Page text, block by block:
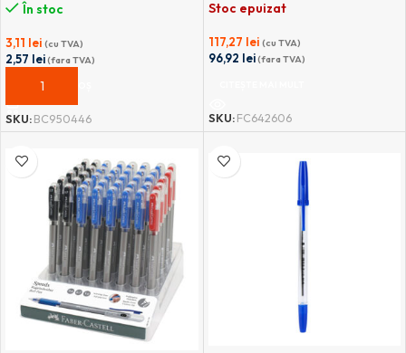
În stoc
3,11 lei (cu TVA)
2,57 lei(fara TVA)
ADAUGĂ ÎN COȘ
SKU:BC950446
Stoc epuizat
117,27 lei (cu TVA)
96,92 lei(fara TVA)
SKU:FC642606